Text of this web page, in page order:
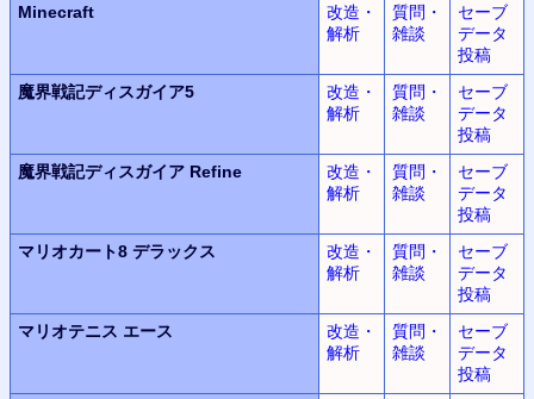
Minecraft
改造・
解析
質問・
雑談
セーブ
データ
投稿
魔界戦記ディスガイア5
改造・
解析
質問・
雑談
セーブ
データ
投稿
魔界戦記ディスガイア Refine
改造・
解析
質問・
雑談
セーブ
データ
投稿
マリオカート8 デラックス
改造・
解析
質問・
雑談
セーブ
データ
投稿
マリオテニス エース
改造・
解析
質問・
雑談
セーブ
データ
投稿